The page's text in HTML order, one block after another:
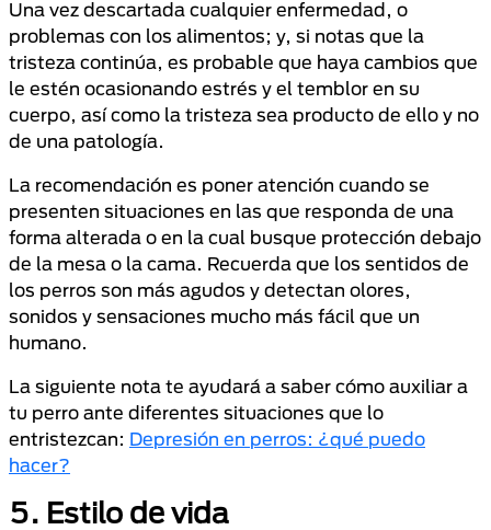
Una vez descartada cualquier enfermedad, o
problemas con los alimentos; y, si notas que la
tristeza continúa, es probable que haya cambios que
le estén ocasionando estrés y el temblor en su
cuerpo, así como la tristeza sea producto de ello y no
de una patología.
La recomendación es poner atención cuando se
presenten situaciones en las que responda de una
forma alterada o en la cual busque protección debajo
de la mesa o la cama. Recuerda que los sentidos de
los perros son más agudos y detectan olores,
sonidos y sensaciones mucho más fácil que un
humano.
La siguiente nota te ayudará a saber cómo auxiliar a
tu perro ante diferentes situaciones que lo
entristezcan: Depresión en perros: ¿qué puedo
hacer?
5. Estilo de vida